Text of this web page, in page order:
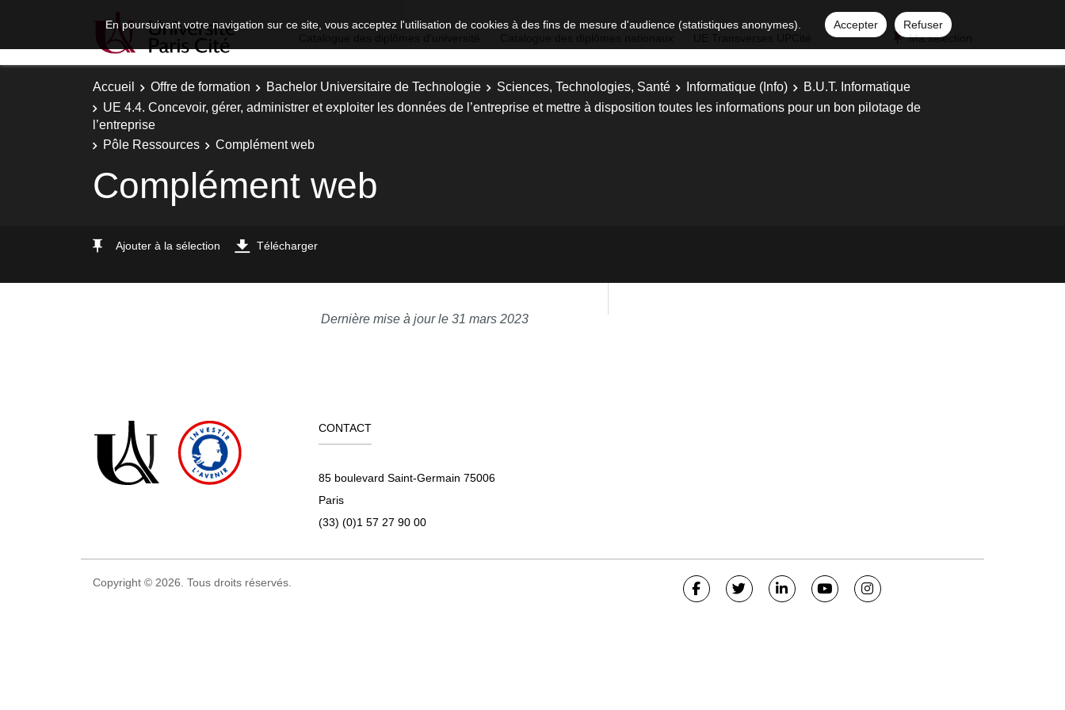
En poursuivant votre navigation sur ce site, vous acceptez l'utilisation de cookies à des fins de mesure d'audience (statistiques anonymes). Accepter
Refuser
Ma sélection
Accueil Offre de formation Bachelor Universitaire de Technologie Sciences, Technologies, Santé Informatique (Info)
B.U.T. Informatique
UE 4.4. Concevoir, gérer, administrer et exploiter les données de l’entreprise et mettre à disposition toutes les informations pour un bon pilotage de
l’entreprise
Pôle Ressources
Complément web
Complément web
Ajouter à la sélection Télécharger
Dernière mise à jour le 31 mars 2023
CONTACT
85 boulevard Saint-Germain 75006
Paris
(33) (0)1 57 27 90 00
Copyright © 2026. Tous droits réservés.